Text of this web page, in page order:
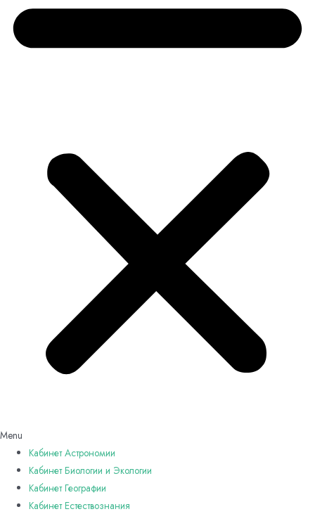
Menu
Кабинет Астрономии
Кабинет Биологии и Экологии
Кабинет Географии
Кабинет Естествознания